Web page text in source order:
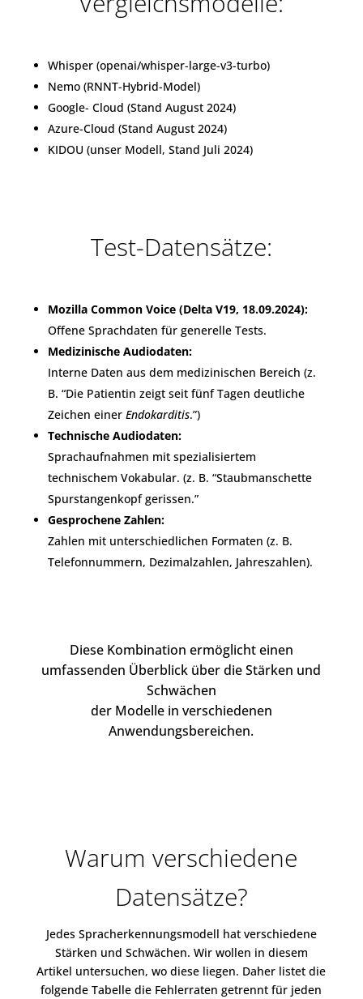
Whisper (openai/whisper-large-v3-turbo)
Nemo (RNNT-Hybrid-Model)
Google- Cloud (Stand August 2024)
Azure-Cloud (Stand August 2024)
KIDOU (unser Modell, Stand Juli 2024)
Test-Datensätze:
Mozilla Common Voice (Delta V19, 18.09.2024):
Offene Sprachdaten für generelle Tests.
Medizinische Audiodaten:
Interne Daten aus dem medizinischen Bereich (z.
B. “Die Patientin zeigt seit fünf Tagen deutliche
Zeichen einer Endokarditis.”)
Technische Audiodaten:
Sprachaufnahmen mit spezialisiertem
technischem Vokabular. (z. B. “Staubmanschette
Spurstangenkopf gerissen.”
Gesprochene Zahlen:
Zahlen mit unterschiedlichen Formaten (z. B.
Telefonnummern, Dezimalzahlen, Jahreszahlen).
Diese Kombination ermöglicht einen
umfassenden Überblick über die Stärken und
Schwächen
der Modelle in verschiedenen
Anwendungsbereichen.
Warum verschiedene
Datensätze?
Jedes Spracherkennungsmodell hat verschiedene
Stärken und Schwächen. Wir wollen in diesem
Artikel untersuchen, wo diese liegen. Daher listet die
folgende Tabelle die Fehlerraten getrennt für jeden